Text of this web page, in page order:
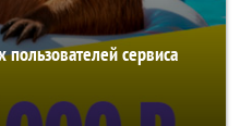
сервиса